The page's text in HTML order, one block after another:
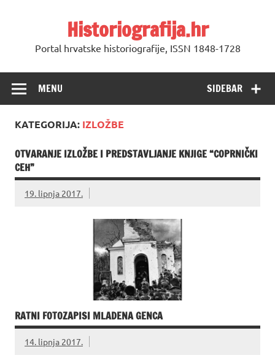
Historiografija.hr
Portal hrvatske historiografije, ISSN 1848-1728
SIDEBAR
MENU
KATEGORIJA: IZLOŽBE
OTVARANJE IZLOŽBE I PREDSTAVLJANJE KNJIGE “COPRNIČKI
CEH”
19. lipnja 2017.
RATNI FOTOZAPISI MLADENA GENCA
14. lipnja 2017.